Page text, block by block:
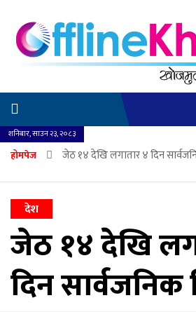
शनिबार, साउन २३, २०८३
होमपेज जेठ १४ देखि लगातार ४ दिन
देश
जेठ १४ देखि
दिन सार्वजनिक